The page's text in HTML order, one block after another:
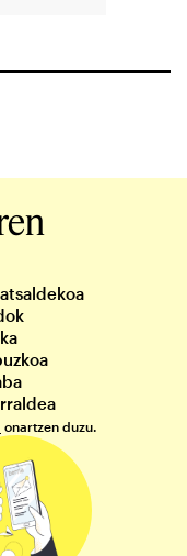
onartzen duzu.